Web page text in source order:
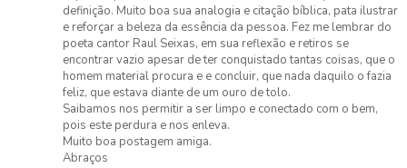
definição. Muito boa sua analogia e citação bíblica, pata ilustrar
e reforçar a beleza da essência da pessoa. Fez me lembrar do
poeta cantor Raul Seixas, em sua reflexão e retiros se
encontrar vazio apesar de ter conquistado tantas coisas, que o
homem material procura e e concluir, que nada daquilo o fazia
feliz, que estava diante de um ouro de tolo.
Saibamos nos permitir a ser limpo e conectado com o bem,
pois este perdura e nos enleva.
Muito boa postagem amiga.
Abraços